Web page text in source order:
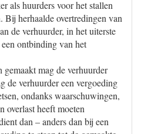
als huurders voor het stallen
Bij herhaalde overtredingen van
de verhuurder, in het uiterste
ontbinding van het
mag de verhuurder
de verhuurder een vergoeding
ondanks waarschuwingen,
overlast heeft moeten
dan – anders dan bij een